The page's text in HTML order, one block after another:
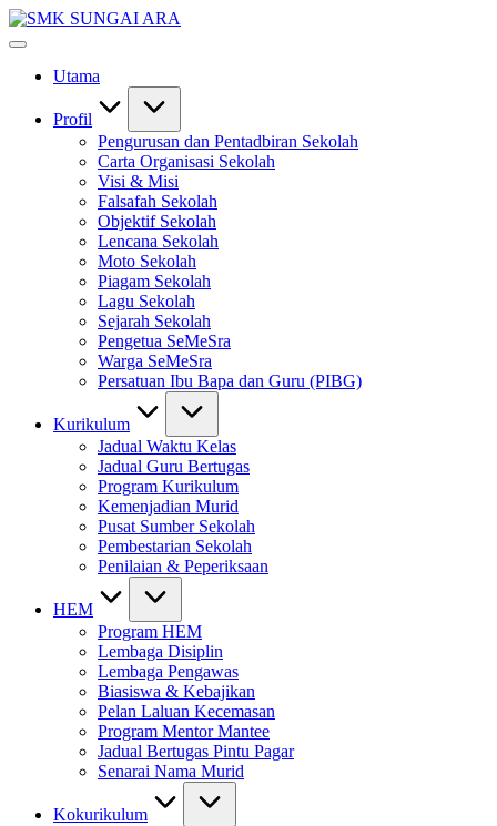
Skip
to
#KetekunanNadiKecemerlangan
#SeMeSradiHati
Utama
Profil
Pengurusan dan Pentadbiran Sekolah
Carta Organisasi Sekolah
Visi & Misi
Falsafah Sekolah
Objektif Sekolah
Lencana Sekolah
Moto Sekolah
Piagam Sekolah
Lagu Sekolah
Sejarah Sekolah
Pengetua SeMeSra
Warga SeMeSra
Persatuan Ibu Bapa dan Guru (PIBG)
Kurikulum
Jadual Waktu Kelas
Jadual Guru Bertugas
Program Kurikulum
Kemenjadian Murid
Pusat Sumber Sekolah
Pembestarian Sekolah
Penilaian & Peperiksaan
HEM
Program HEM
Lembaga Disiplin
Lembaga Pengawas
Biasiswa & Kebajikan
Pelan Laluan Kecemasan
Program Mentor Mantee
Jadual Bertugas Pintu Pagar
Senarai Nama Murid
Kokurikulum